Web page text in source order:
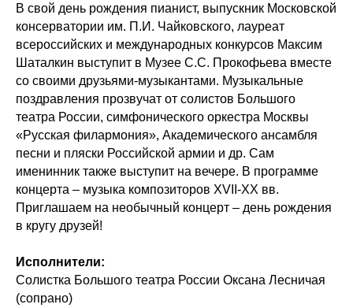
В свой день рождения пианист, выпускник Московской
консерватории им. П.И. Чайковского, лауреат
всероссийских и международных конкурсов Максим
Шаталкин выступит в Музее С.С. Прокофьева вместе
со своими друзьями-музыкантами. Музыкальные
поздравления прозвучат от солистов Большого
театра России, симфонического оркестра Москвы
«Русская филармония», Академического ансамбля
песни и пляски Российской армии и др. Сам
именинник также выступит на вечере. В программе
концерта – музыка композиторов XVII-XX вв.
Приглашаем на необычный концерт – день рождения
в кругу друзей!
Исполнители:
Солистка Большого театра России Оксана Лесничая
(сопрано)